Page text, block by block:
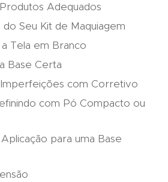
Adequados
do Seu Kit de Maquiagem
Tela em Branco
Base Certa
Imperfeições com Corretivo
com Pó Compacto ou
para uma Base